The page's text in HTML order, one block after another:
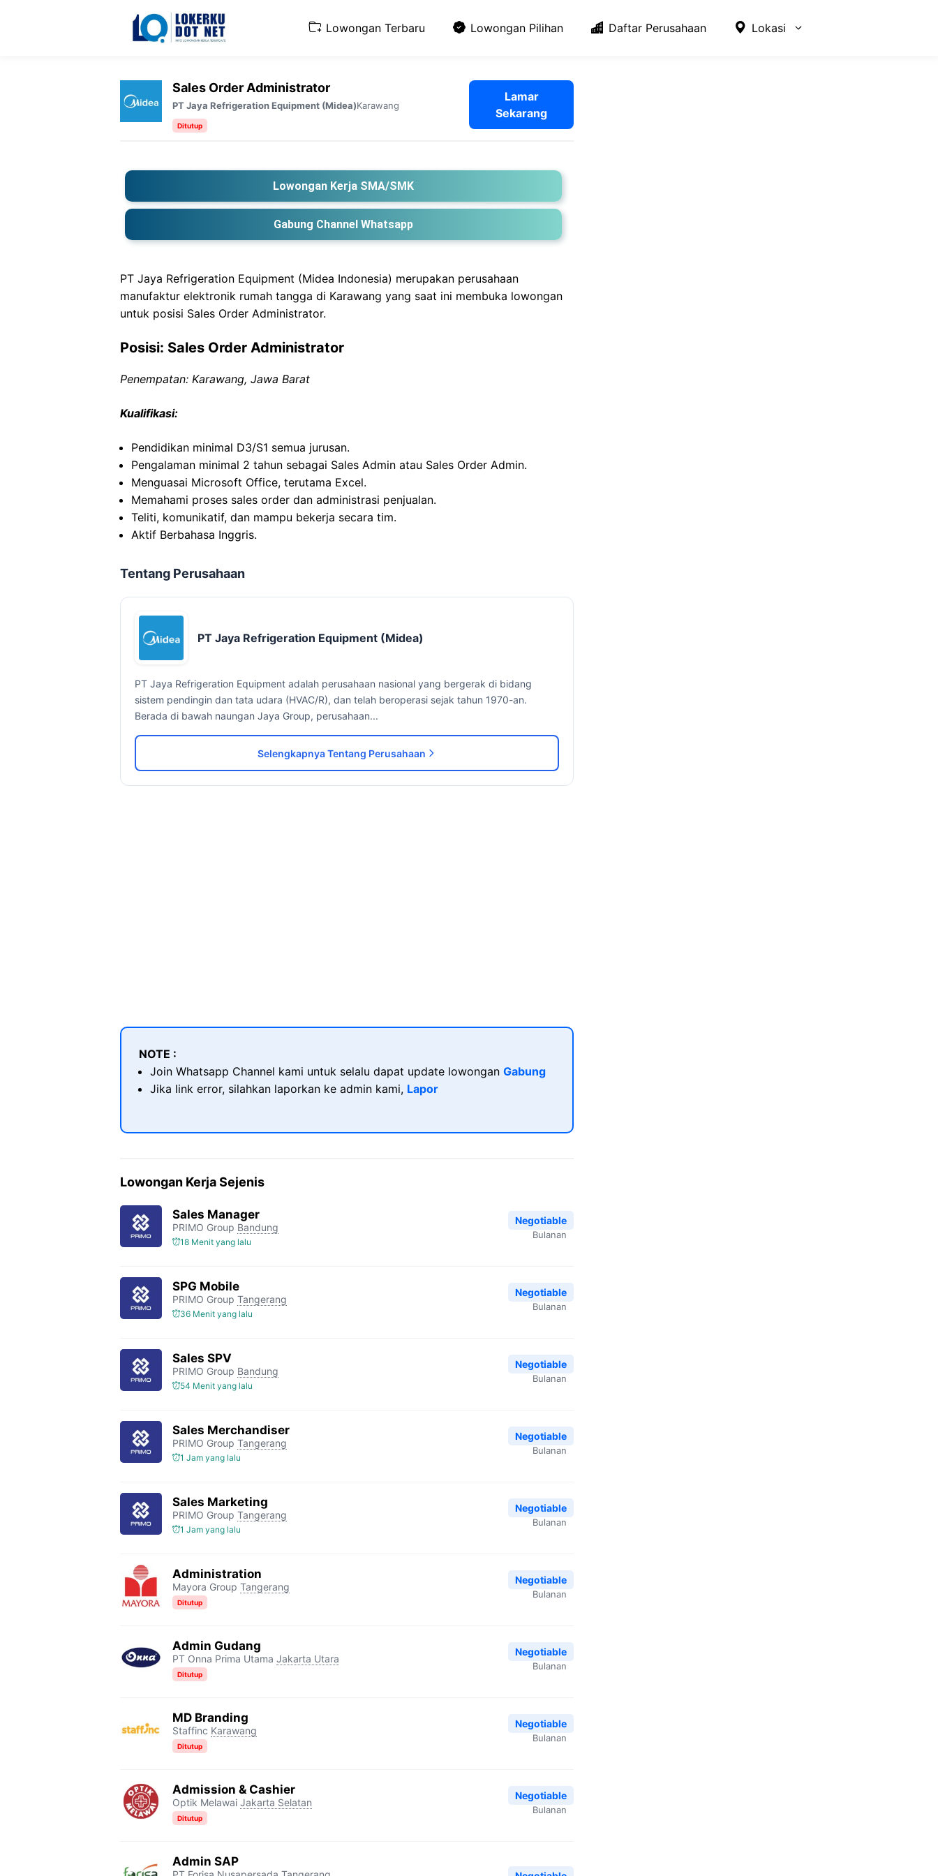
Lowongan Terbaru Lowongan Pilihan Daftar Perusahaan Lokasi
Sales Order Administrator
PT Jaya Refrigeration Equipment (Midea)Karawang
Ditutup
Lamar
Sekarang
Lowongan Kerja SMA/SMK
Gabung Channel Whatsapp
PT Jaya Refrigeration Equipment (Midea Indonesia) merupakan perusahaan
manufaktur elektronik rumah tangga di Karawang yang saat ini membuka lowongan
untuk posisi Sales Order Administrator.
Posisi: Sales Order Administrator
Penempatan: Karawang, Jawa Barat
Kualifikasi:
Pendidikan minimal D3/S1 semua jurusan.
Pengalaman minimal 2 tahun sebagai Sales Admin atau Sales Order Admin.
Menguasai Microsoft Office, terutama Excel.
Memahami proses sales order dan administrasi penjualan.
Teliti, komunikatif, dan mampu bekerja secara tim.
Aktif Berbahasa Inggris.
Tentang Perusahaan
PT Jaya Refrigeration Equipment (Midea)
PT Jaya Refrigeration Equipment adalah perusahaan nasional yang bergerak di bidang
sistem pendingin dan tata udara (HVAC/R), dan telah beroperasi sejak tahun 1970-an.
Berada di bawah naungan Jaya Group, perusahaan...
Selengkapnya Tentang Perusahaan
NOTE :
Join Whatsapp Channel kami untuk selalu dapat update lowongan Gabung
Jika link error, silahkan laporkan ke admin kami, Lapor
Lowongan Kerja Sejenis
Sales Manager
PRIMO Group Bandung
18 Menit yang lalu
Negotiable
Bulanan
SPG Mobile
PRIMO Group Tangerang
36 Menit yang lalu
Negotiable
Bulanan
Sales SPV
PRIMO Group Bandung
54 Menit yang lalu
Negotiable
Bulanan
Sales Merchandiser
PRIMO Group Tangerang
1 Jam yang lalu
Negotiable
Bulanan
Sales Marketing
PRIMO Group Tangerang
1 Jam yang lalu
Negotiable
Bulanan
Administration
Mayora Group Tangerang
Ditutup
Negotiable
Bulanan
Admin Gudang
PT Onna Prima Utama Jakarta Utara
Ditutup
Negotiable
Bulanan
MD Branding
Staffinc Karawang
Ditutup
Negotiable
Bulanan
Admission & Cashier
Optik Melawai Jakarta Selatan
Ditutup
Negotiable
Bulanan
Admin SAP